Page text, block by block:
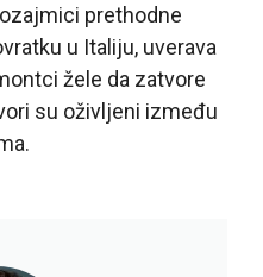
prethodne
u Italiju, uverava
žele da zatvore
su oživljeni između